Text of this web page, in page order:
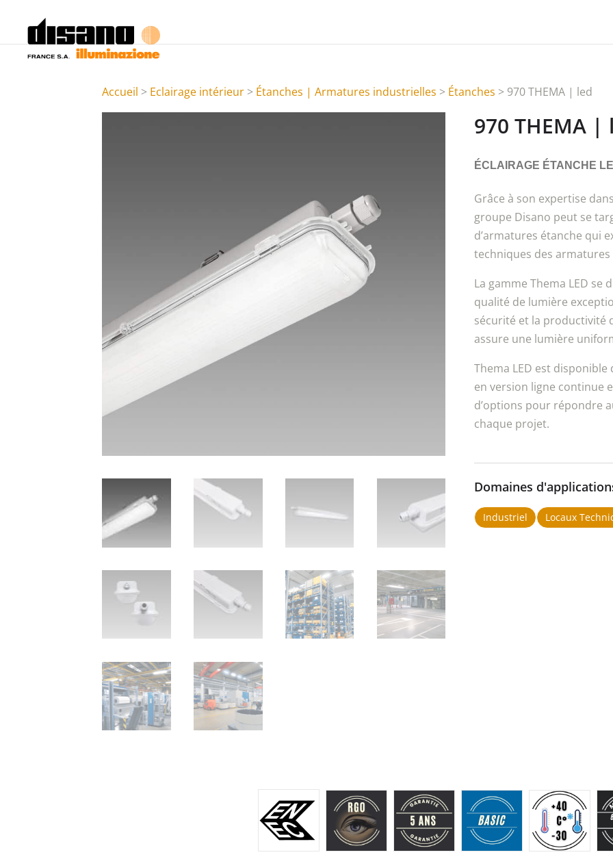
Accueil > Eclairage intérieur > Étanches | Armatures industrielles > Étanches > 970 THEMA | led
970 THEMA |
ÉCLAIRAGE ÉTANCHE
Grâce à son expertise
groupe Disano peut se
d’armatures étanche qui
techniques des armatures
La gamme Thema LED se
qualité de lumière
sécurité et la productivité
assure une lumière
Thema LED est
en version ligne continue
d’options pour répondre
chaque projet.
Domaines
Industriel Locaux